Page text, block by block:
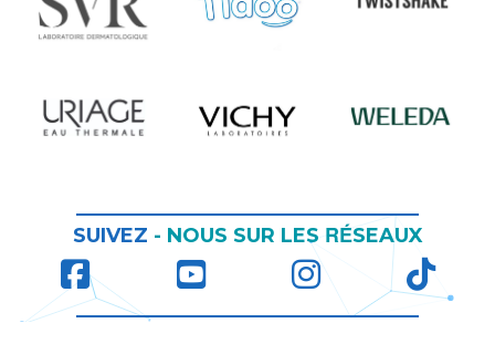
SUIVEZ - NOUS SUR LES RÉSEAUX